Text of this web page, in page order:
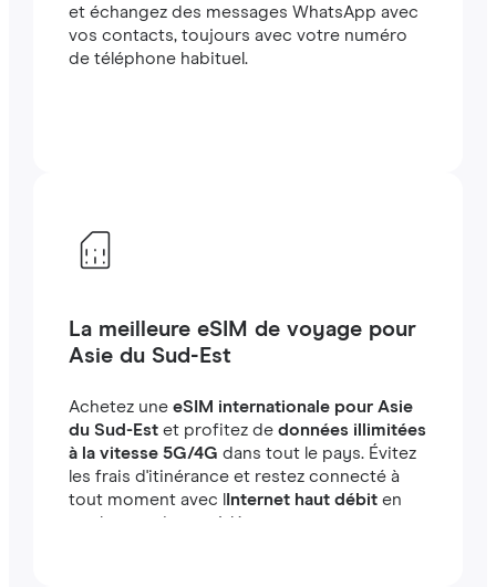
et échangez des messages WhatsApp avec
vos contacts, toujours avec votre numéro
de téléphone habituel.
La meilleure eSIM de voyage pour
Asie du Sud-Est
Achetez une eSIM internationale pour Asie
du Sud-Estet profitez de données illimitées
à la vitesse 5G/4G dans tout le pays. Évitez
les frais d'itinérance et restez connecté à
tout moment avec l
Internet haut débiten
quelques minutes à létranger, que vous